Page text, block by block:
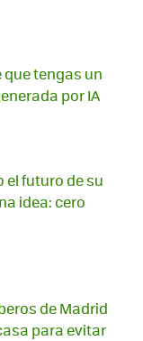
que tengas un
por IA
el futuro de su
idea: cero
de Madrid
para evitar